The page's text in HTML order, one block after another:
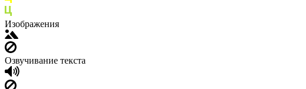
Изображения
Озвучивание текста